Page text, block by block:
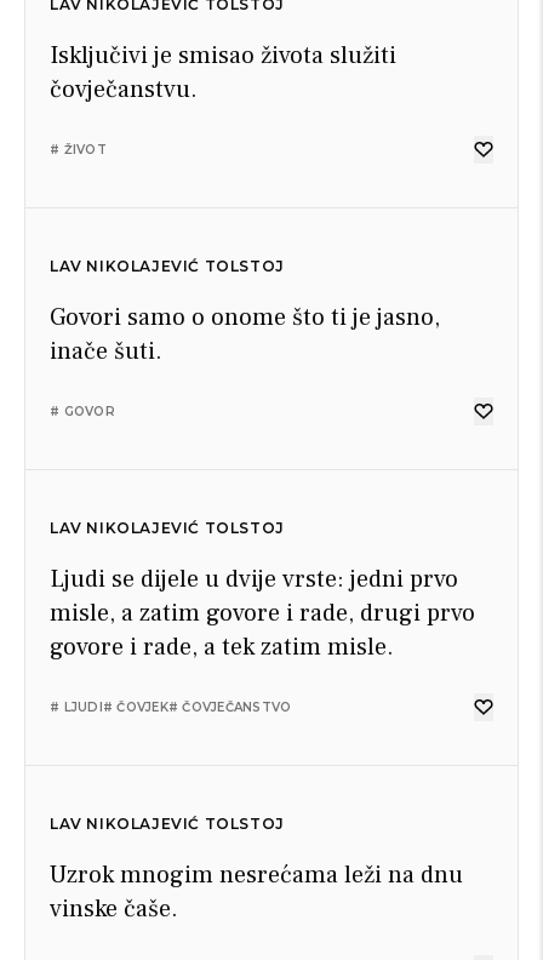
LAV NIKOLAJEVIĆ TOLSTOJ
Isključivi je smisao života služiti
čovječanstvu.
# ŽIVOT
LAV NIKOLAJEVIĆ TOLSTOJ
Govori samo o onome što ti je jasno,
inače šuti.
# GOVOR
LAV NIKOLAJEVIĆ TOLSTOJ
Ljudi se dijele u dvije vrste: jedni prvo
misle, a zatim govore i rade, drugi prvo
govore i rade, a tek zatim misle.
# LJUDI# ČOVJEK# ČOVJEČANSTVO
LAV NIKOLAJEVIĆ TOLSTOJ
Uzrok mnogim nesrećama leži na dnu
vinske čaše.